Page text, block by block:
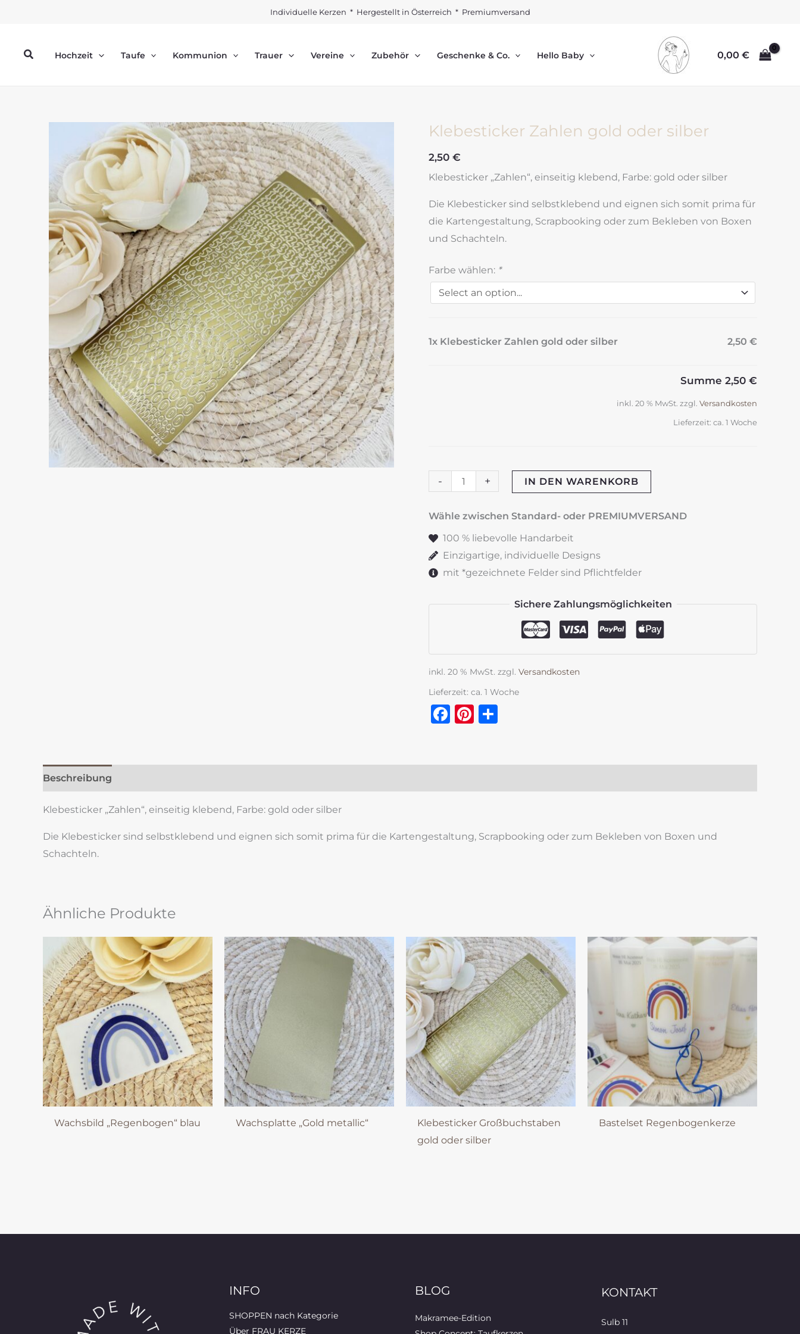
Individuelle Kerzen * Hergestellt in Österreich * Premiumversand
SuchenHochzeit Taufe Kommunion Trauer Vereine Zubehör Geschenke & Co. Hello Baby 0,00 €
Klebesticker Zahlen gold oder silber
2,50 €
Klebesticker „Zahlen“, einseitig klebend, Farbe: gold oder silber
Die Klebesticker sind selbstklebend und eignen sich somit prima für
die Kartengestaltung, Scrapbooking oder zum Bekleben von Boxen
und Schachteln.
Farbe wählen: *
1x Klebesticker Zahlen gold oder silber 2,50 €
Summe 2,50 €
inkl. 20 % MwSt. zzgl. Versandkosten
Lieferzeit: ca. 1 Woche
-
Klebesticker
gold
+ IN DEN WARENKORB
Wähle zwischen Standard- oder PREMIUMVERSAND
100 % liebevolle Handarbeit
Einzigartige, individuelle Designs
mit *gezeichnete Felder sind Pflichtfelder
Sichere Zahlungsmöglichkeiten
inkl. 20 % MwSt. zzgl. Versandkosten
Lieferzeit: ca. 1 Woche
Facebook
Pinterest
Beschreibung
Klebesticker „Zahlen“, einseitig klebend, Farbe: gold oder silber
Die Klebesticker sind selbstklebend und eignen sich somit prima für die Kartengestaltung, Scrapbooking oder zum Bekleben von Boxen und
Schachteln.
Ähnliche Produkte
Wachsbild „Regenbogen“ blau Wachsplatte „Gold metallic“
Klebesticker Großbuchstaben
gold oder silber
Bastelset Regenbogenkerze
INFO
SHOPPEN nach Kategorie
Über FRAU KERZE
BLOG
Makramee-Edition
KONTAKT
Sulb 11